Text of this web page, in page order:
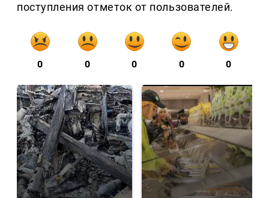
поступления отметок от пользователей.
0 0 0 0 0